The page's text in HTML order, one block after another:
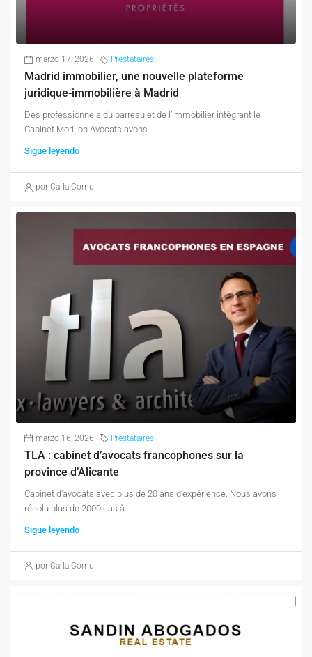
marzo 17, 2026 Prestataires
Madrid immobilier, une nouvelle plateforme
juridique-immobilière à Madrid
Des professionnels du barreau et de l’immobilier intégrant le
Cabinet Morillon Avocats avons...
Sigue leyendo
por Carla Cornu
marzo 16, 2026 Prestataires
TLA : cabinet d’avocats francophones sur la
province d’Alicante
Cabinet d’avocats avec plus de 20 ans d’expérience. Nous avons
résolu plus de 2000 cas à...
Sigue leyendo
por Carla Cornu